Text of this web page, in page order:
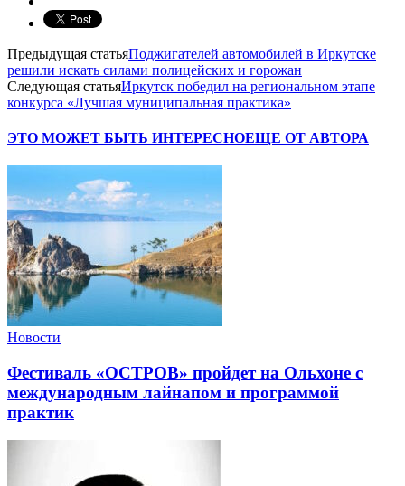
Предыдущая статьяПоджигателей автомобилей в Иркутске
решили искать силами полицейских и горожан
Следующая статьяИркутск победил на региональном этапе
конкурса «Лучшая муниципальная практика»
ЭТО МОЖЕТ БЫТЬ ИНТЕРЕСНОЕЩЕ ОТ АВТОРА
Новости
Фестиваль «ОСТРОВ» пройдет на Ольхоне с
международным лайнапом и программой
практик